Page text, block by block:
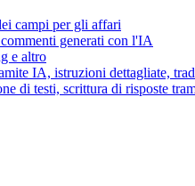
campi per gli affari
generati con l'IA
e altro
IA, istruzioni dettagliate,
di testi, scrittura di risposte